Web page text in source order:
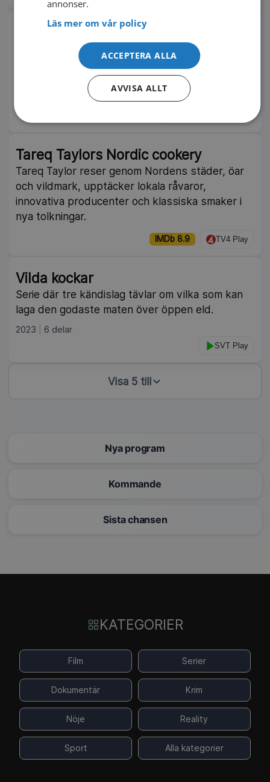
Jamie: Fast and Simple
Jamie Oliver kortar ner matlagningen till det
mest nödvändiga och visar snabba vägar från
skafferi till färdig middag. Brittisk realityserie
Tareq Taylors Nordic cookery
Tareq Taylor reser genom Nordens städer, öar
och vildmark, upptäcker lokala råvaror,
innovativa producenter och klassiska smaker i
nya tolkningar.
IMDb 8.9 TV4 Play
Vilda kockar
Serie där tre kändislag tävlar om vilka som kan
laga den godaste maten över öppen eld.
2023 6 delar
SVT Play
Visa 5 till
Nya program
Kommande
Sista chansen
KATEGORIER
Film Serier
Dokumentär Krim
Nöje Reality
Sport Alla kategorier
annonser.
Läs mer om vår policy
ACCEPTERA ALLA
AVVISA ALLT